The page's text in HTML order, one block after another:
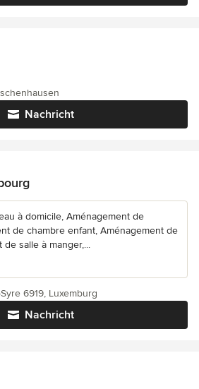
Nachricht
à domicile, Aménagement de
de chambre enfant, Aménagement de
salle à manger,...
Nachricht
6919, Luxemburg